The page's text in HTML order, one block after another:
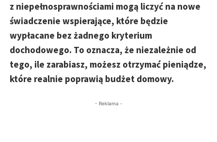
z niepełnosprawnościami mogą liczyć na nowe
świadczenie wspierające, które będzie
wypłacane bez żadnego kryterium
dochodowego. To oznacza, że niezależnie od
tego, ile zarabiasz, możesz otrzymać pieniądze,
które realnie poprawią budżet domowy.
- Reklama -